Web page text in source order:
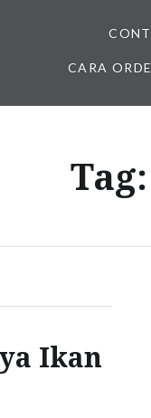
CARA
Tag:
Ikan